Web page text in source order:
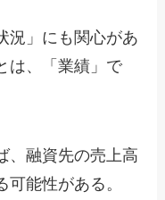
況」にも関心があ
は、「業績」で
、融資先の売上高
能性がある。